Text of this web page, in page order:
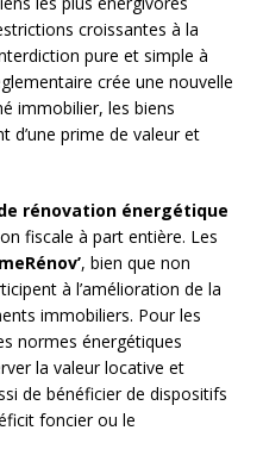
croissantes à la
pure et simple à
crée une nouvelle
immobilier, les biens
d’une prime de valeur et
rénovation énergétique
fiscale à part entière. Les
, bien que non
à l’amélioration de la
immobiliers. Pour les
normes énergétiques
la valeur locative et
de bénéficier de dispositifs
foncier ou le